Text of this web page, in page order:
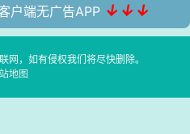
户端无广告APP ↓↓↓
网，如有侵权我们将尽快删除。
地图